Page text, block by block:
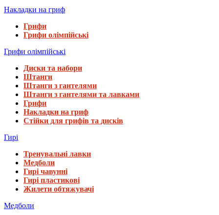
Накладки на гриф
Грифи
Грифи олімпійські
Грифи олімпійські
Диски та набори
Штанги
Штанги з гантелями
Штанги з гантелями та лавками
Грифи
Накладки на гриф
Стійки для грифів та дисків
Гирі
Тренувальні лавки
Медболи
Гирі чавунні
Гирі пластикові
Жилети обтяжувачі
Медболи